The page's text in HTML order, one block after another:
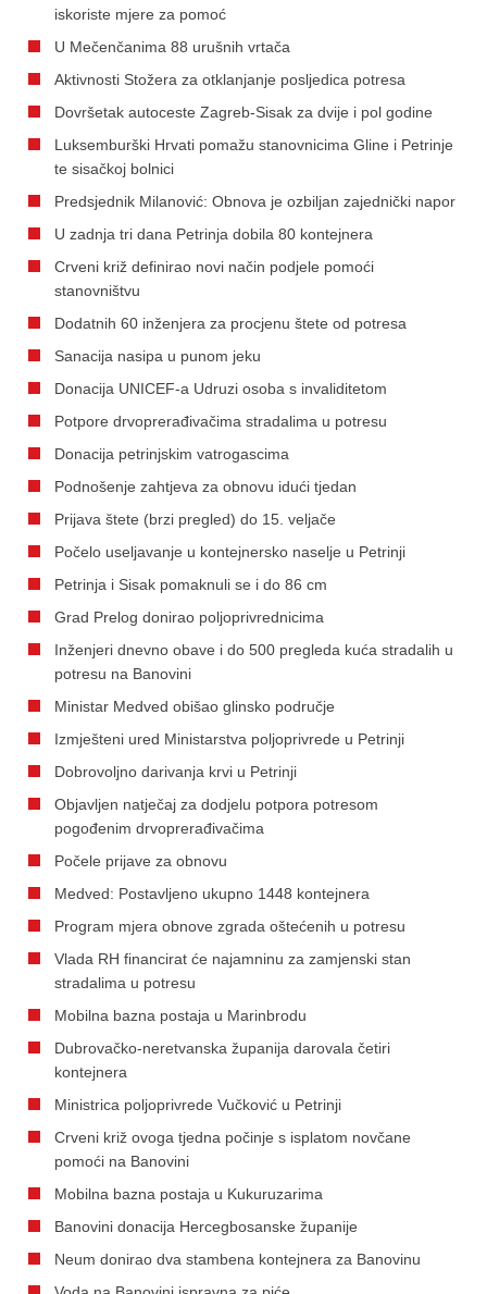
iskoriste mjere za pomoć
U Mečenčanima 88 urušnih vrtača
Aktivnosti Stožera za otklanjanje posljedica potresa
Dovršetak autoceste Zagreb-Sisak za dvije i pol godine
Luksemburški Hrvati pomažu stanovnicima Gline i Petrinje
te sisačkoj bolnici
Predsjednik Milanović: Obnova je ozbiljan zajednički napor
U zadnja tri dana Petrinja dobila 80 kontejnera
Crveni križ definirao novi način podjele pomoći
stanovništvu
Dodatnih 60 inženjera za procjenu štete od potresa
Sanacija nasipa u punom jeku
Donacija UNICEF-a Udruzi osoba s invaliditetom
Potpore drvoprerađivačima stradalima u potresu
Donacija petrinjskim vatrogascima
Podnošenje zahtjeva za obnovu idući tjedan
Prijava štete (brzi pregled) do 15. veljače
Počelo useljavanje u kontejnersko naselje u Petrinji
Petrinja i Sisak pomaknuli se i do 86 cm
Grad Prelog donirao poljoprivrednicima
Inženjeri dnevno obave i do 500 pregleda kuća stradalih u
potresu na Banovini
Ministar Medved obišao glinsko područje
Izmješteni ured Ministarstva poljoprivrede u Petrinji
Dobrovoljno darivanja krvi u Petrinji
Objavljen natječaj za dodjelu potpora potresom
pogođenim drvoprerađivačima
Počele prijave za obnovu
Medved: Postavljeno ukupno 1448 kontejnera
Program mjera obnove zgrada oštećenih u potresu
Vlada RH financirat će najamninu za zamjenski stan
stradalima u potresu
Mobilna bazna postaja u Marinbrodu
Dubrovačko-neretvanska županija darovala četiri
kontejnera
Ministrica poljoprivrede Vučković u Petrinji
Crveni križ ovoga tjedna počinje s isplatom novčane
pomoći na Banovini
Mobilna bazna postaja u Kukuruzarima
Banovini donacija Hercegbosanske županije
Neum donirao dva stambena kontejnera za Banovinu